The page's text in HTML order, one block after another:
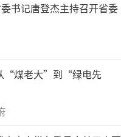
书记唐登杰主持召开省委
“煤老大”到“绿电先